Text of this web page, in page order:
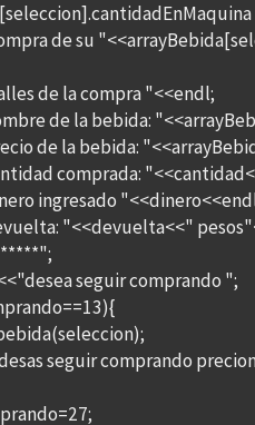
de su
de la compra "<<endl;
de la bebida:
de la bebida:
comprada:
ingresado
"<<devuelta<<"
seguir comprando ";
seguir comprando